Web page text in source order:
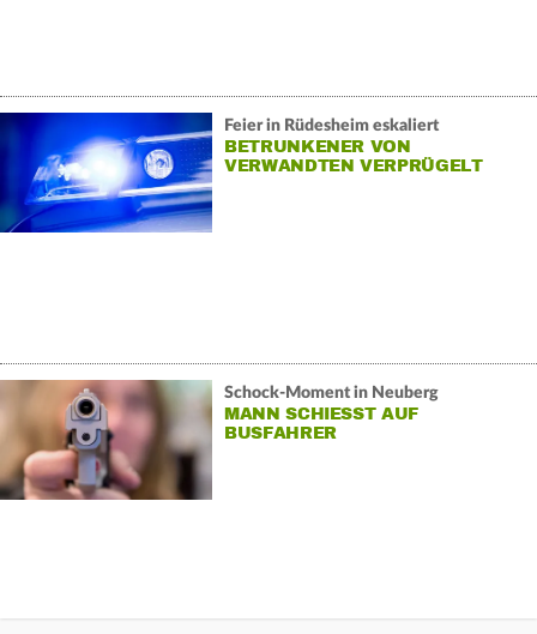
Feier in Rüdesheim eskaliert
BETRUNKENER VON
VERWANDTEN VERPRÜGELT
Schock-Moment in Neuberg
MANN SCHIESST AUF B
USFAHRER